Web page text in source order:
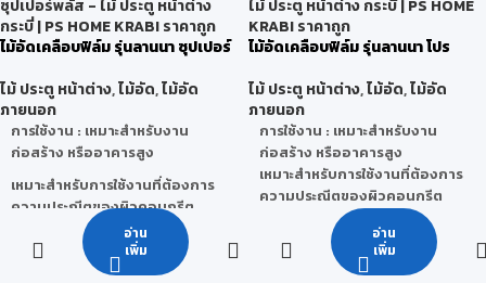
เลื่อย ไสตกแต่ง และชักเงาได้ง่าย
ทำประตู หน้าต่าง วัสดุเครื่อง
ใช้ เครื่องเรือนและในการก่อสร้าง
บ้านเรือน ปลวก มอด ไม่ชอบ
ทำลายเพราะมีสารพวกเทคโทควิ
โนน (Tectoquinone) อยู่ในตัวไม้
ไม้อัดเคลือบฟิล์ม รุ่นลานนา ซุปเปอร์
ไม้ ประตู หน้าต่าง,ไม้อัด,ไม้อัด
ภายนอก
การใช้งาน : เหมาะสำหรับงาน
ก่อสร้าง หรืออาคารสูง
เหมาะสำหรับการใช้งานที่ต้องการ
ความประณีตของผิวคอนกรีต
เรียบสวยพิเศษ
จำนวนครั้งในการใช้งาน : 15-25
อ่าน
เพิ่ม
ไม้อัดเคลือบฟิล์ม รุ่นลานนา โปร
ไม้ ประตู หน้าต่าง,ไม้อัด,ไม้อัด
ภายนอก
การใช้งาน : เหมาะสำหรับงาน
ก่อสร้าง หรืออาคารสูง
เหมาะสำหรับการใช้งานที่ต้องการ
ความประณีตของผิวคอนกรีต
เรียบสวยพิเศษ
จำนวนครั้งในการใช้งาน : 5-7 ครั้ง
***หมายเหตุ จำนวนครั้งในการใช้
อ่าน
เพิ่ม